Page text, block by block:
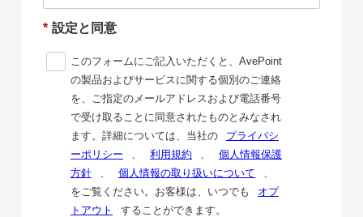
* 設定と同意
このフォームにご記入いただくと、AvePoint
の製品およびサービスに関する個別のご連絡
を、ご指定のメールアドレスおよび電話番号
で受け取ることに同意されたものとみなされ
ます。詳細については、当社の
プライバシ
ーポリシー
利用規約
個人情報保護
方針
個人情報の取り扱いについて
をご覧ください。お客様は、いつでも
オプ
トアウト
することができます。